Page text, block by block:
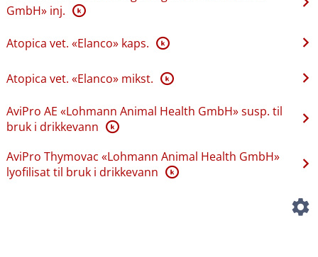
GmbH» inj. K
Atopica vet. «Elanco» kaps. K
Atopica vet. «Elanco» mikst. K
AviPro AE «Lohmann Animal Health GmbH» susp. til
bruk i drikkevann K
AviPro Thymovac «Lohmann Animal Health GmbH»
lyofilisat til bruk i drikkevann K